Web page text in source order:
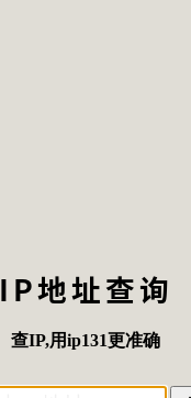
IP地址查询
查IP,用ip131更准确